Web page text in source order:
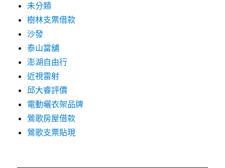
未分類
樹林支票借款
沙發
泰山當舖
澎湖自由行
近視雷射
邱大睿評價
電動曬衣架品牌
鶯歌房屋借款
鶯歌支票貼現